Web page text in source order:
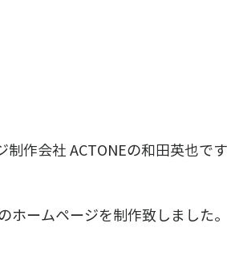
制作会社 ACTONEの和田英也で
ホームページを制作致しました